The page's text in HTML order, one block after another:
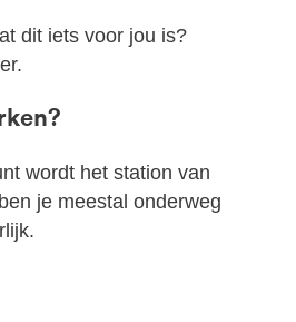
dit iets voor jou is?
wordt het station van
je meestal onderweg